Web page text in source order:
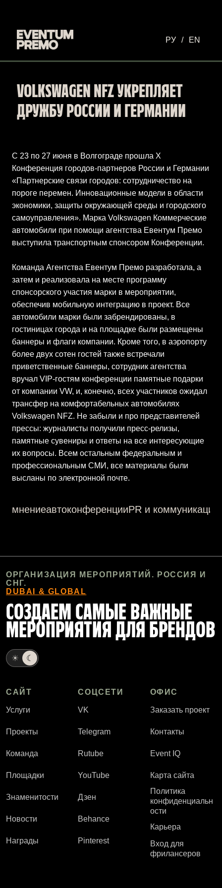
РУ / EN
VOLKSWAGEN NFZ УКРЕПЛЯЕТ
ДРУЖБУ РОССИИ И ГЕРМАНИИ
С 23 по 27 июня в Волгограде прошла Х
Конференция городов-партнеров России и Германии
«Партнерские связи городов: сотрудничество на
пороге перемен. Инновационные модели в области
экономики, защиты окружающей среды и городского
самоуправления». Марка Volkswagen Коммерческие
автомобили при помощи агентства Евентум Премо
выступила транспортным спонсором Конференции.
Команда Агентства Евентум Премо разработала, а
затем и реализовала на месте программу
спонсорского участия марки в мероприятии,
обеспечив мобильную интеграцию в проект. Все
автомобили марки были забрендированы, в
гостиницах города и на площадке были размещены
баннеры и флаги компании. Кроме того, в аэропорту
более двух сотен гостей также встречали
приветственные баннеры, сотрудник агентства
вручал VIP-гостям конференции памятные подарки
от компании VW, и, конечно, всех участников ожидал
трансфер на комфортабельных автомобилях
Volkswagen NFZ. Не забыли и про представителей
прессы: журналисты получили пресс-релизы,
памятные сувениры и ответы на все интересующие
их вопросы. Всем остальным федеральным и
профессиональным СМИ, все материалы были
высланы по электронной почте.
мнениеавтоконференцииPR и коммуникации
ОРГАНИЗАЦИЯ МЕРОПРИЯТИЙ. РОССИЯ И
СНГ.
DUBAI & GLOBAL
СОЗДАЕМ САМЫЕ ВАЖНЫЕ
МЕРОПРИЯТИЯ ДЛЯ БРЕНДОВ
☀ ☾
САЙТ
Услуги
Проекты
Команда
Площадки
Знаменитости
Новости
Награды
СОЦСЕТИ
VK
Telegram
Rutube
YouTube
Дзен
Behance
Pinterest
ОФИС
Заказать проект
Контакты
Event IQ
Карта сайта
Политика
конфиденциальн
ости
Карьера
Вход для
фрилансеров